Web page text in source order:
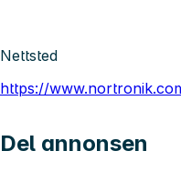
Nettsted
https://
Del annonsen